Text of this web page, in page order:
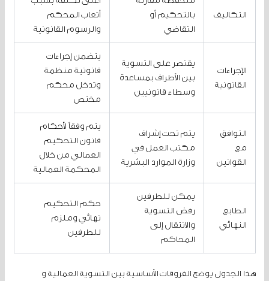
التكاليف
بالتحكيم أو
التقاضي
أتعاب المحكم
والرسوم القانونية
الإجراءات
القانونية
يقتصر على التسوية
بين الأطراف بمساعدة
وسطاء قانونيين
يتضمن إجراءات
قانونية منظمة
وتدخل محكم
مختص
التوافق
مع
القوانين
يتم تحت إشراف
مكتب العمل في
وزارة الموارد البشرية
يتم وفقاً لأحكام
قانون التحكيم
العمالي من خلال
المحكمة العمالية
الطابع
النهائي
يمكن للطرفين
رفض التسوية
والانتقال إلى
المحاكم
حكم التحكيم
نهائي وملزم
للطرفين
هذا الجدول يوضح الفروقات الأساسية بين التسوية العمالية و